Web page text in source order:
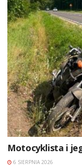
Motocyklista i
6 SIERPNIA 2026